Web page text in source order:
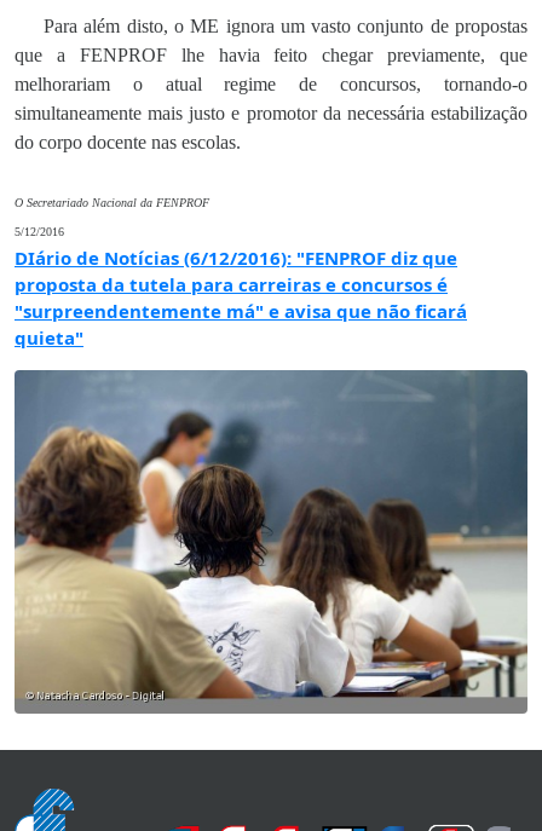
Para além disto, o ME ignora um vasto conjunto de propostas
que a FENPROF lhe havia feito chegar previamente, que
melhorariam o atual regime de concursos, tornando-o
simultaneamente mais justo e promotor da necessária estabilização
do corpo docente nas escolas.
O Secretariado Nacional da FENPROF
5/12/2016
DIário de Notícias (6/12/2016): "FENPROF diz que
proposta da tutela para carreiras e concursos é
"surpreendentemente má" e avisa que não ficará
quieta"